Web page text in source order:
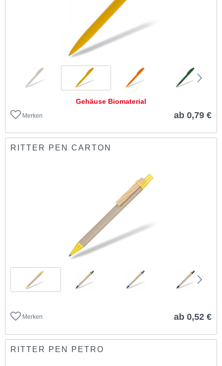
Gehäuse Biomaterial
Merken ab 0,79 €
RITTER PEN CARTON
Merken ab 0,52 €
RITTER PEN PETRO